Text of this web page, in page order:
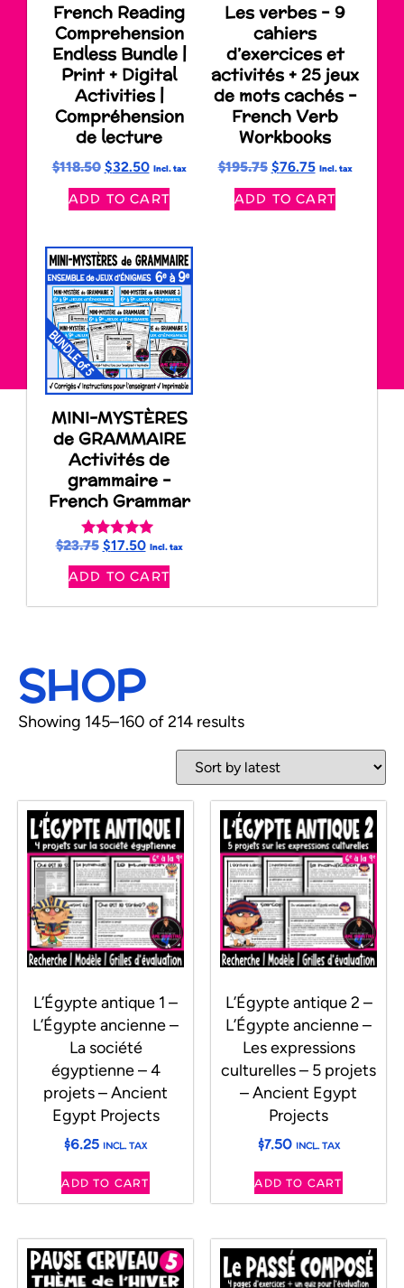
French Reading
Comprehension
Endless Bundle |
Print + Digital
Activities |
Compréhension
de lecture
$118.50 $32.50 Incl. tax
ADD TO CART
Les verbes – 9
cahiers
d’exercices et
activités + 25 jeux
de mots cachés –
French Verb
Workbooks
$195.75 $76.75 Incl. tax
ADD TO CART
MINI-MYSTÈRES
de GRAMMAIRE
Activités de
grammaire –
French Grammar
Rated
out of 5
$23.75 $17.50 Incl. tax
ADD TO CART
SHOP
Showing 145–160 of 214 results
L’Égypte antique 1 –
L’Égypte ancienne –
La société
égyptienne – 4
projets – Ancient
Egypt Projects
$6.25 INCL. TAX
ADD TO CART
L’Égypte antique 2 –
L’Égypte ancienne –
Les expressions
culturelles – 5 projets
– Ancient Egypt
Projects
$7.50 INCL. TAX
ADD TO CART